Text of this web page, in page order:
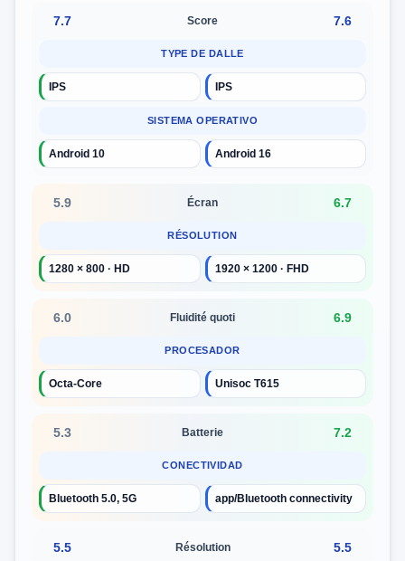
7.7 Score 7.6
IPS
TYPE DE DALLE
IPS
Android 10
SISTEMA OPERATIVO
Android 16
5.9 Écran 6.7
1280 × 800 · HD
RÉSOLUTION
1920 × 1200 · FHD
6.0 Fluidité quoti 6.9
Octa-Core
PROCESADOR
Unisoc T615
5.3 Batterie 7.2
Bluetooth 5.0, 5G
CONECTIVIDAD
app/Bluetooth connectivity
5.5 Résolution 5.5